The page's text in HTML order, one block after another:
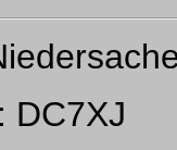
DC7XJ